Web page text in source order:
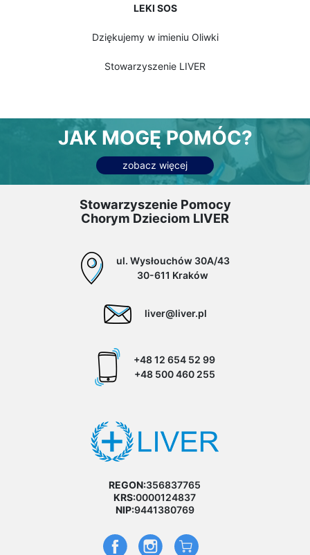
LEKI SOS
Dziękujemy w imieniu Oliwki
Stowarzyszenie LIVER
JAK MOGĘ POMÓC?
zobacz więcej
Stowarzyszenie Pomocy
Chorym Dzieciom LIVER
ul. Wysłouchów 30A/43
30-611 Kraków
liver@liver.pl
+48 12 654 52 99
+48 500 460 255
REGON:356837765
KRS:0000124837
NIP:9441380769